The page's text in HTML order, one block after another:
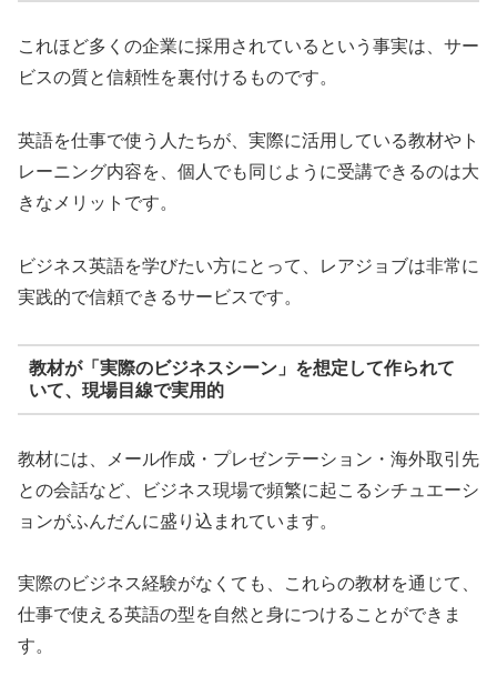
これほど多くの企業に採用されているという事実は、サー
ビスの質と信頼性を裏付けるものです。
英語を仕事で使う人たちが、実際に活用している教材やト
レーニング内容を、個人でも同じように受講できるのは大
きなメリットです。
ビジネス英語を学びたい方にとって、レアジョブは非常に
実践的で信頼できるサービスです。
教材が「実際のビジネスシーン」を想定して作られて
いて、現場目線で実用的
教材には、メール作成・プレゼンテーション・海外取引先
との会話など、ビジネス現場で頻繁に起こるシチュエーシ
ョンがふんだんに盛り込まれています。
実際のビジネス経験がなくても、これらの教材を通じて、
仕事で使える英語の型を自然と身につけることができま
す。